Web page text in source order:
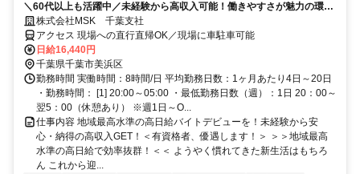
＼60代以上も活躍中／未経験から高収入可能！働きやすさが魅力の環境
で警備員デビューをしませんか！【月収32万円以上可能！日払いも
OK！】勤務3日前迄シフト申請が可能です！週1日～・短期もOK！あな
たのライフスタイルに合わせてお仕事しませんか！警備に関する資格を
お持ちの方優遇します！年代幅広く活躍しています。
株式会社MSK 千葉支社
アクセス 現場への直行直帰OK／現場に車駐車可能
日給16,440円
千葉県千葉市美浜区
勤務時間 実働時間：8時間/日 平均勤務日数：1ヶ月あたり4日～20日
・勤務時間： [1] 20:00～05:00 ・最低勤務日数（週）：1日 20：00～
翌5：00（休憩あり） ※週1日～O...
仕事内容 地域最高水準の高日給バイトデビューを！未経験から安
心・納得の高収入GET！＜有資格者、優遇します！＞ ＞＞地域最高
水準の高日給で効率抜群！＜＜ ようやく慣れてきた新生活はもちろ
ん これから迎...